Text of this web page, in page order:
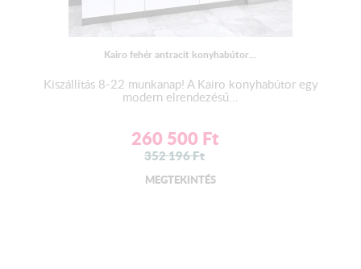
Kairo fehér antracit konyhabútor...
Kiszállítás 8-22 munkanap! A Kairo konyhabútor egy
modern elrendezésű...
260 500 Ft
352 196Ft
MEGTEKINTÉS